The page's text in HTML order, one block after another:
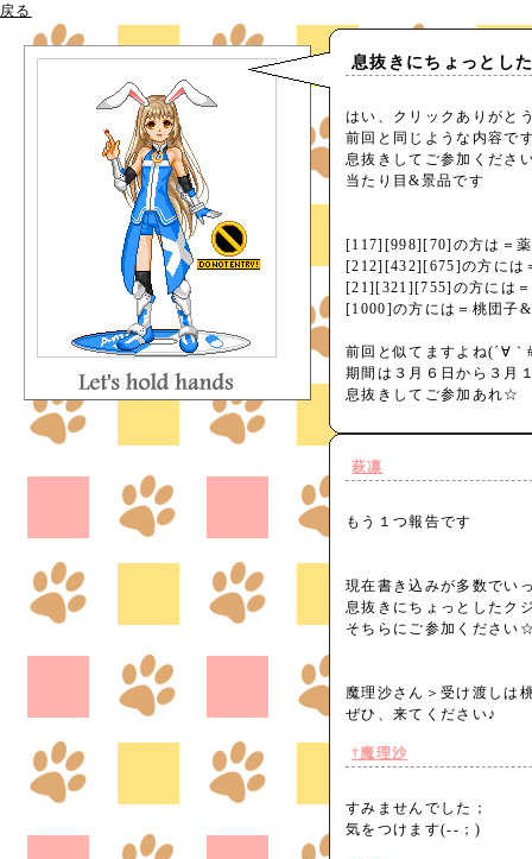
戻る
息抜きにちょっとし
はい、クリックありがと
前回と同じような内容で
息抜きしてご参加くださ
当たり目&景品です
[117][998][70]の方は＝
[212][432][675]の方には
[21][321][755]の方には
[1000]の方には＝桃団子
前回と似てますよね(´∀｀
期間は３月６日から３月
息抜きしてご参加あれ☆
萩凛
もう１つ報告です
現在書き込みが多数でい
息抜きにちょっとしたク
そちらにご参加ください
魔理沙さん＞受け渡しは
ぜひ、来てください♪
†魔理沙
すみませんでした；
気をつけます(--；)